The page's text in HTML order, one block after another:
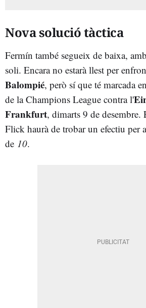
Nova solució tàctica
Fermín també segueix de baixa,
soli. Encara no estarà llest per
Balompié, però sí que té marcada
de la Champions League contra l'
Frankfurt, dimarts 9 de desembre.
Flick haurà de trobar un efectiu per
de 10.